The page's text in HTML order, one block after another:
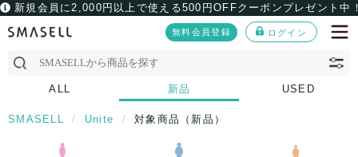
新規会員に2,000円以上で使える500円OFFクーポンプレゼント中
無料会員登録 ログイン
ALL 新品 USED
SMASELL Unite 対象商品（新品）